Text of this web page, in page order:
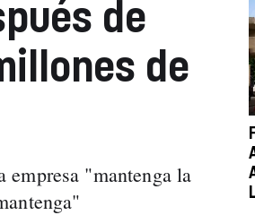
de
de
empresa "mantenga la